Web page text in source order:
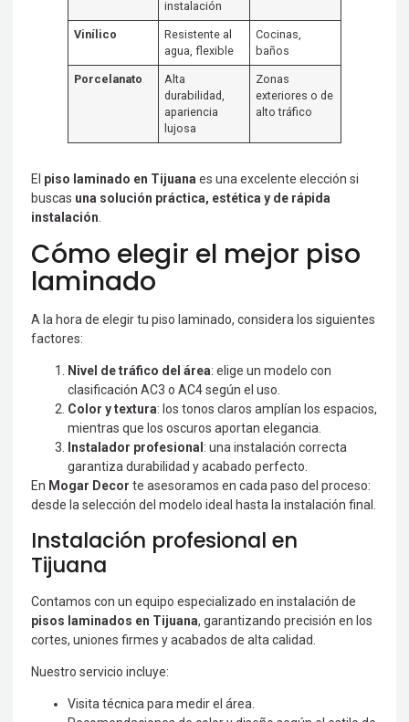
instalación
Vinílico
Resistente al
agua, flexible
Cocinas,
baños
Porcelanato
Alta
durabilidad,
apariencia
lujosa
Zonas
exteriores o de
alto tráfico
El piso laminado en Tijuanaes una excelente elección si
buscas una solución práctica, estética y de rápida
instalación.
Cómo elegir el mejor piso
laminado
A la hora de elegir tu piso laminado, considera los siguientes
factores:
Nivel de tráfico del área: elige un modelo con
clasificación AC3 o AC4 según el uso.
Color y textura: los tonos claros amplían los espacios,
mientras que los oscuros aportan elegancia.
Instalador profesional : una instalación correcta
garantiza durabilidad y acabado perfecto.
En Mogar Decor te asesoramos en cada paso del proceso:
desde la selección del modelo ideal hasta la instalación final.
Instalación profesional en
Tijuana
Contamos con un equipo especializado en instalación de
pisos laminados en Tijuana, garantizando precisión en los
cortes, uniones firmes y acabados de alta calidad.
Nuestro servicio incluye:
Visita técnica para medir el área.